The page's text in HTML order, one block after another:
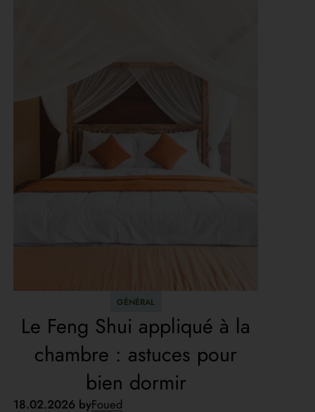
GÉNÉRAL
Le Feng Shui appliqué à la
chambre : astuces pour
bien dormir
18.02.2026 byFoued